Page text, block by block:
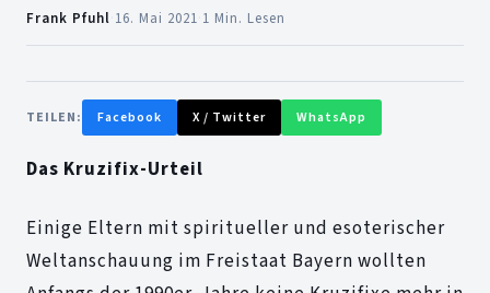
Frank Pfuhl 16. Mai 2021 1 Min. Lesen
TEILEN: Facebook X / Twitter WhatsApp
Das Kruzifix-Urteil
Einige Eltern mit spiritueller und esoterischer
Weltanschauung im Freistaat Bayern wollten